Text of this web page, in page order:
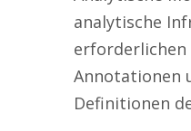
analytische
Annotationen
Definitionen